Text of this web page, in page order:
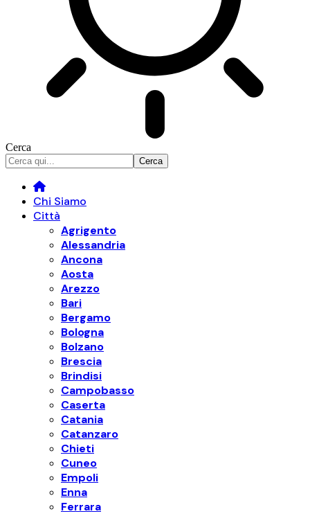
Cerca
Chi Siamo
Città
Agrigento
Alessandria
Ancona
Aosta
Arezzo
Bari
Bergamo
Bologna
Bolzano
Brescia
Brindisi
Campobasso
Caserta
Catania
Catanzaro
Chieti
Cuneo
Empoli
Enna
Ferrara